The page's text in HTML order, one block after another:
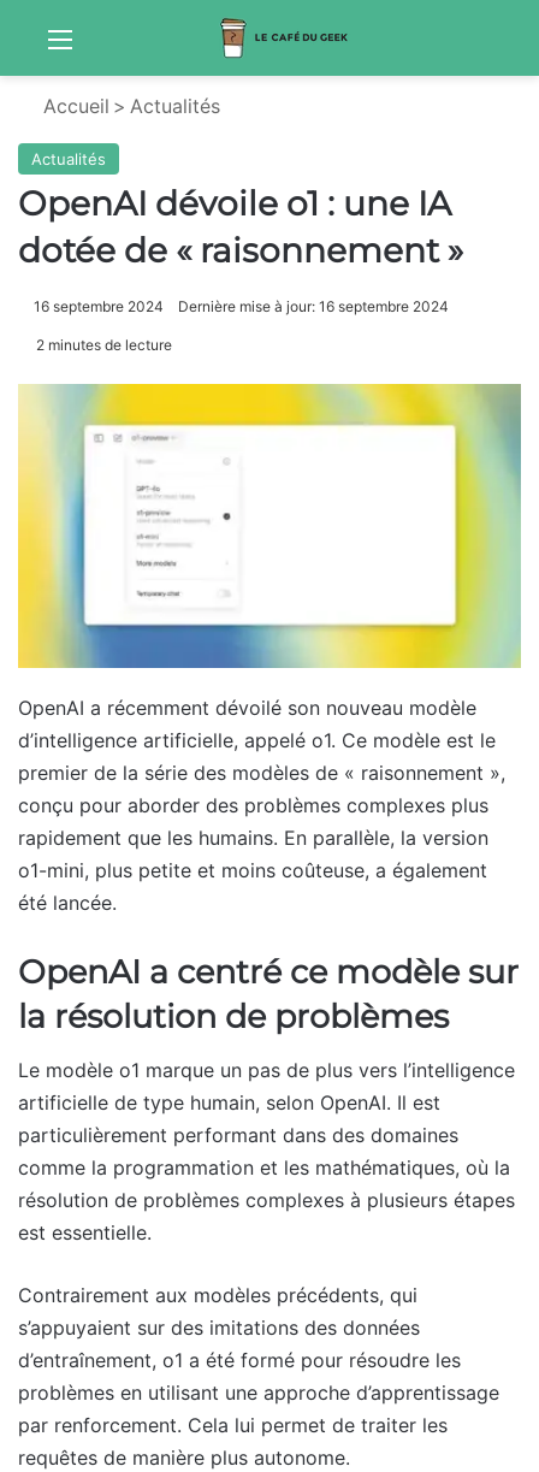
Menu
Accueil > Actualités
Actualités
OpenAI dévoile o1 : une IA
dotée de « raisonnement »
16 septembre 2024 Dernière mise à jour: 16 septembre 2024
2 minutes de lecture
OpenAI a récemment dévoilé son nouveau modèle
d’intelligence artificielle, appelé o1. Ce modèle est le
premier de la série des modèles de « raisonnement »,
conçu pour aborder des problèmes complexes plus
rapidement que les humains. En parallèle, la version
o1-mini, plus petite et moins coûteuse, a également
été lancée.
OpenAI a centré ce modèle sur
la résolution de problèmes
Le modèle o1 marque un pas de plus vers l’intelligence
artificielle de type humain, selon OpenAI. Il est
particulièrement performant dans des domaines
comme la programmation et les mathématiques, où la
résolution de problèmes complexes à plusieurs étapes
est essentielle.
Contrairement aux modèles précédents, qui
s’appuyaient sur des imitations des données
d’entraînement, o1 a été formé pour résoudre les
problèmes en utilisant une approche d’apprentissage
par renforcement. Cela lui permet de traiter les
requêtes de manière plus autonome.